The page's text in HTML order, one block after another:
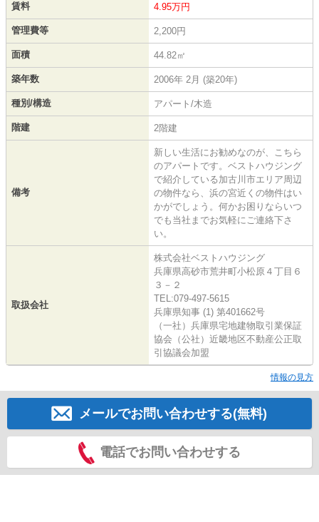
賃料 4.95万円
管理費等 2,200円
面積 44.82㎡
築年数 2006年 2月 (築20年)
種別/構造 アパート/木造
階建 2階建
備考
新しい生活にお勧めなのが、こちら
のアパートです。ベストハウジング
で紹介している加古川市エリア周辺
の物件なら、浜の宮近くの物件はい
かがでしょう。何かお困りならいつ
でも当社までお気軽にご連絡下さ
い。
取扱会社
株式会社ベストハウジング
兵庫県高砂市荒井町小松原４丁目６
３－２
TEL:079-497-5615
兵庫県知事 (1) 第401662号
（一社）兵庫県宅地建物取引業保証
協会（公社）近畿地区不動産公正取
引協議会加盟
情報の見方
メールでお問い合わせする(無料)
電話でお問い合わせする